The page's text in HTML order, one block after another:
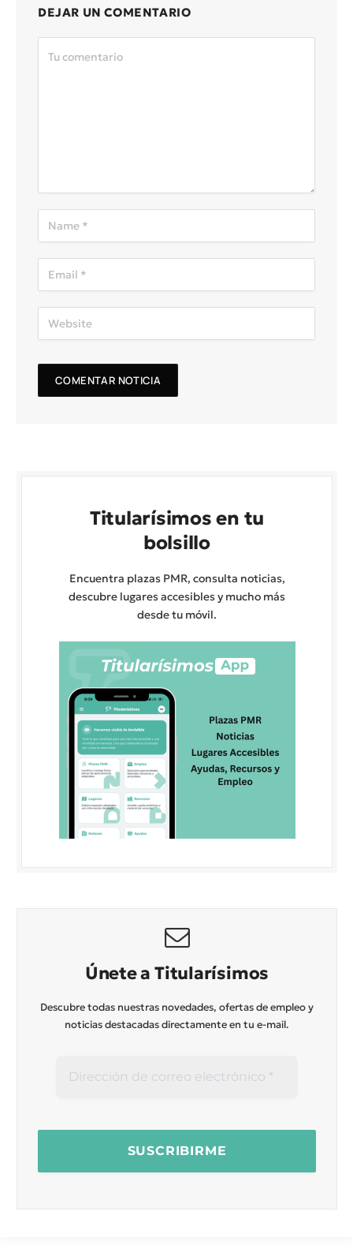
DEJAR UN COMENTARIO
Titularísimos en tu
bolsillo
Encuentra plazas PMR, consulta noticias,
descubre lugares accesibles y mucho más
desde tu móvil.
Únete a Titularísimos
Descubre todas nuestras novedades, ofertas de empleo y
noticias destacadas directamente en tu e-mail.